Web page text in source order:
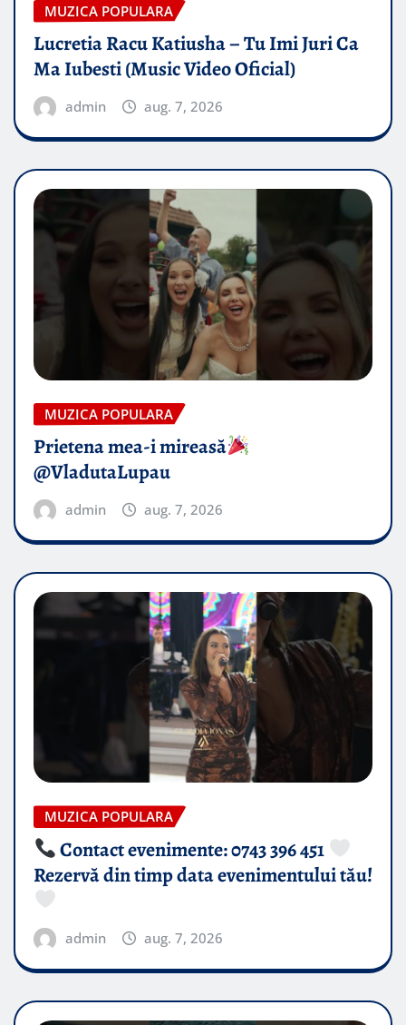
MUZICA POPULARA
Lucretia Racu Katiusha – Tu Imi Juri Ca
Ma Iubesti (Music Video Oficial)
admin aug. 7, 2026
MUZICA POPULARA
Prietena mea-i mireasă​
@VladutaLupau
admin aug. 7, 2026
MUZICA POPULARA
Contact evenimente: 0743 396 451
Rezervă din timp data evenimentului tău!
admin aug. 7, 2026